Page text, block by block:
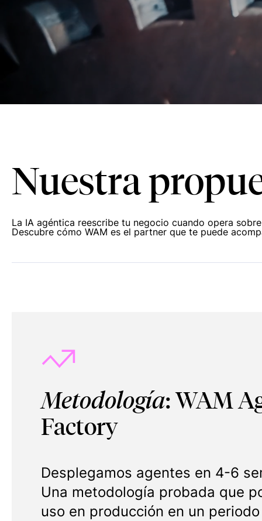
Nuestra
La IA agéntica reescribe tu negocio cuando opera
Descubre cómo WAM es el partner que te puede
Metodología: WAM
Factory
Desplegamos agentes en 4-6
Una metodología probada que
uso en producción en un